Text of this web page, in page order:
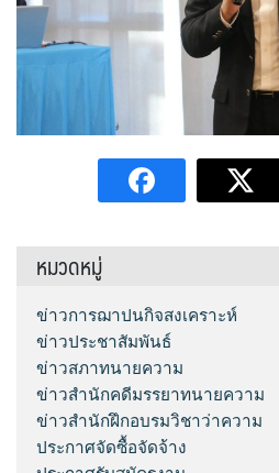
หมวดหมู่
ข่าวการฌาปนกิจสงเคราะห์
ข่าวประชาสัมพันธ์
ข่าวสภาทนายความ
ข่าวสำนักคดีมรรยาทนายความ
ข่าวสำนักฝึกอบรมวิชาว่าความ
ประกาศจัดซื้อจัดจ้าง